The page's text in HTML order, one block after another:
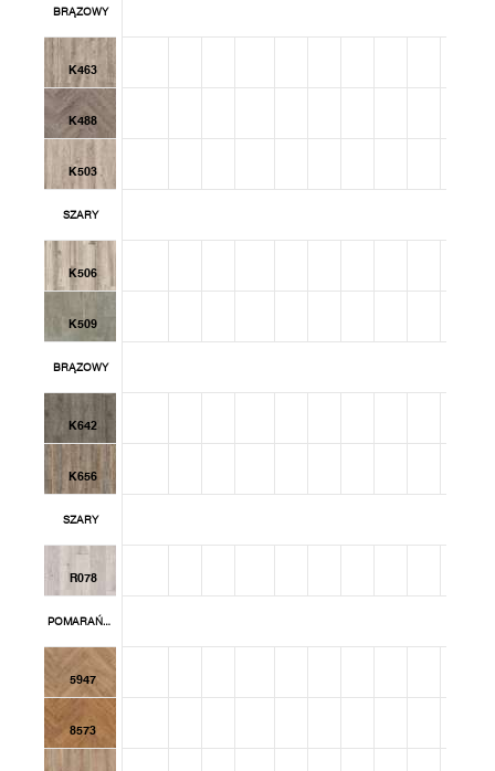
BRĄZOWY
K463
K488
K503
SZARY
K506
K509
BRĄZOWY
K642
K656
SZARY
R078
POMARAŃCZOWY
5947
8573